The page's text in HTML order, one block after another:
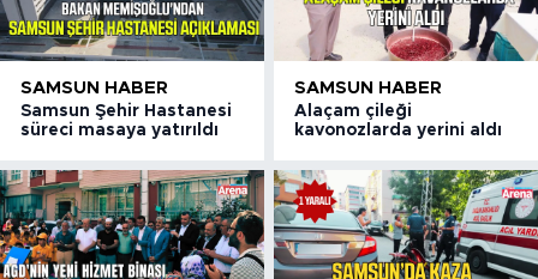
SAMSUN HABER
Samsun Şehir Hastanesi
süreci masaya yatırıldı
SAMSUN HABER
Alaçam çileği
kavonozlarda yerini aldı